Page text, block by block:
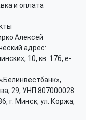
и оплата
Алексей
адрес:
10, кв. 176, e-
29, УНП 807000028
г. Минск, ул. Коржа,